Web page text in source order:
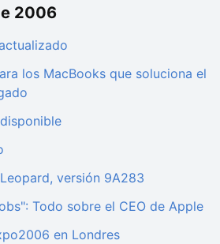
2006
los MacBooks que soluciona el
versión 9A283
Todo sobre el CEO de Apple
en Londres